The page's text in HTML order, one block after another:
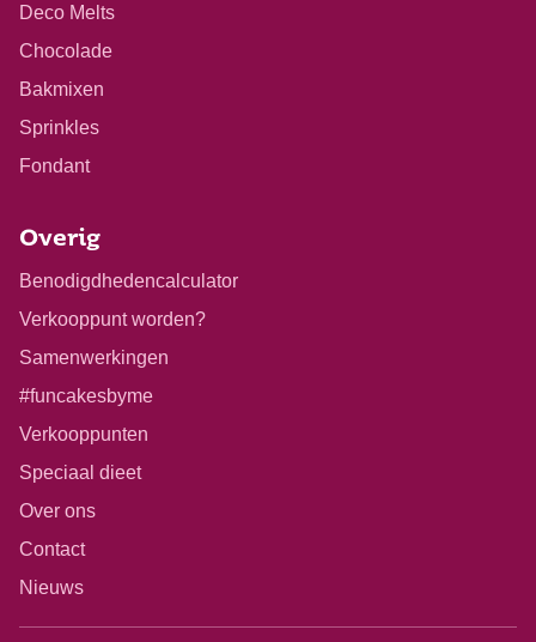
Deco Melts
Chocolade
Bakmixen
Sprinkles
Fondant
Overig
Benodigdhedencalculator
Verkooppunt worden?
Samenwerkingen
#funcakesbyme
Verkooppunten
Speciaal dieet
Over ons
Contact
Nieuws